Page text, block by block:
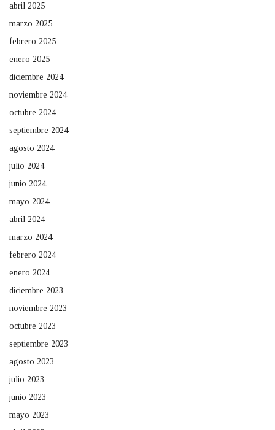
abril 2025
marzo 2025
febrero 2025
enero 2025
diciembre 2024
noviembre 2024
octubre 2024
septiembre 2024
agosto 2024
julio 2024
junio 2024
mayo 2024
abril 2024
marzo 2024
febrero 2024
enero 2024
diciembre 2023
noviembre 2023
octubre 2023
septiembre 2023
agosto 2023
julio 2023
junio 2023
mayo 2023